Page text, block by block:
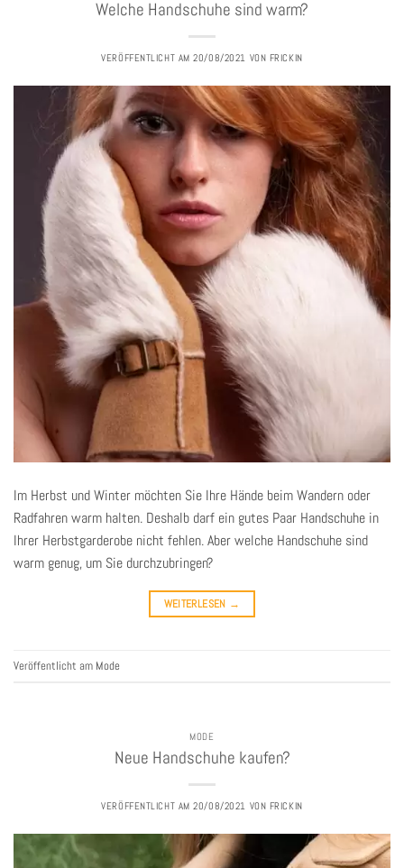
Welche Handschuhe sind warm?
VERÖFFENTLICHT AM20/08/2021 VON FRICKIN
Im Herbst und Winter möchten Sie Ihre Hände beim Wandern oder
Radfahren warm halten. Deshalb darf ein gutes Paar Handschuhe in
Ihrer Herbstgarderobe nicht fehlen. Aber welche Handschuhe sind
warm genug, um Sie durchzubringen?
WEITERLESEN →
Veröffentlicht am Mode
MODE
Neue Handschuhe kaufen?
VERÖFFENTLICHT AM20/08/2021 VON FRICKIN